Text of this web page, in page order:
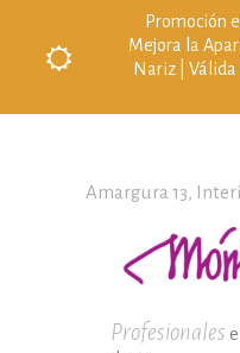
Promoción
Mejora la
Nariz | Válida
Amargura 13,
Profesionales